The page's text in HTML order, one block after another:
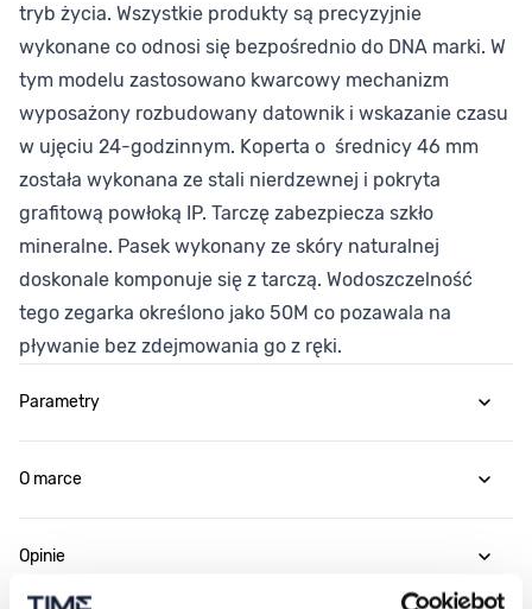
tryb życia. Wszystkie produkty są precyzyjnie
wykonane co odnosi się bezpośrednio do DNA marki. W
tym modelu zastosowano kwarcowy mechanizm
wyposażony rozbudowany datownik i wskazanie czasu
w ujęciu 24-godzinnym. Koperta o średnicy 46 mm
została wykonana ze stali nierdzewnej i pokryta
grafitową powłoką IP. Tarczę zabezpiecza szkło
mineralne. Pasek wykonany ze skóry naturalnej
doskonale komponuje się z tarczą. Wodoszczelność
tego zegarka określono jako 50M co pozawala na
pływanie bez zdejmowania go z ręki.
Parametry
O marce
Opinie